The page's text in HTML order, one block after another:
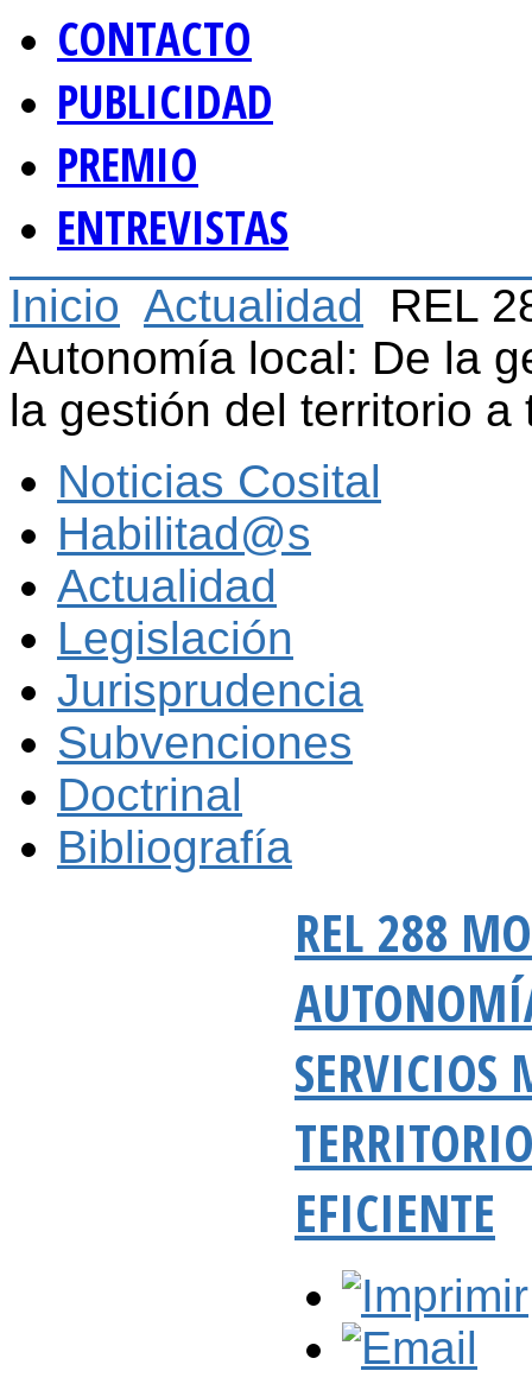
CONTACTO
PUBLICIDAD
PREMIO
ENTREVISTAS
Inicio Actualidad
REL
Autonomía local: De la
la gestión del territorio
Noticias Cosital
Habilitad@s
Actualidad
Legislación
Jurisprudencia
Subvenciones
Doctrinal
Bibliografía
REL 288
EFICIENTE